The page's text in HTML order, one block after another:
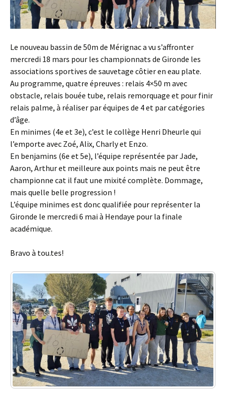
Le nouveau bassin de 50m de Mérignac a vu s’affronter
mercredi 18 mars pour les championnats de Gironde les
associations sportives de sauvetage côtier en eau plate.
Au programme, quatre épreuves : relais 4×50 m avec
obstacle, relais bouée tube, relais remorquage et pour finir
relais palme, à réaliser par équipes de 4 et par catégories
d’âge.
En minimes (4e et 3e), c’est le collège Henri Dheurle qui
l’emporte avec Zoé, Alix, Charly et Enzo.
En benjamins (6e et 5e), l’équipe représentée par Jade,
Aaron, Arthur et meilleure aux points mais ne peut être
championne cat il faut une mixité complète. Dommage,
mais quelle belle progression !
L’équipe minimes est donc qualifiée pour représenter la
Gironde le mercredi 6 mai à Hendaye pour la finale
académique.
Bravo à tou.tes!